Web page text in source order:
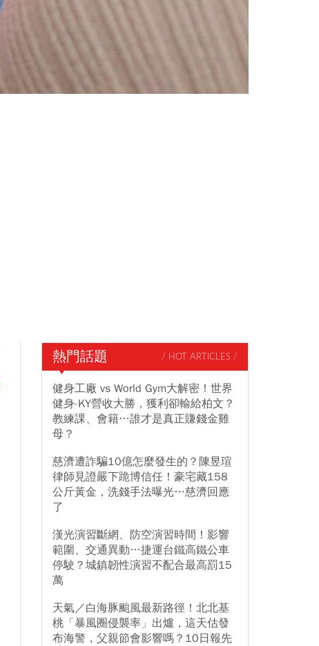
熱門話題 / HOT ARTICLES /
健身工廠 vs World Gym大解密！世界
健身-KY營收大勝，獲利卻輸給柏文？
教練課、會籍…誰才是真正賺錢金雞
母？
慈濟遭詐騙10億怎麼發生的？陳昱瑄
律師見證嚴下跪博信任！豪宅藏158
公斤黃金，洗錢手法曝光…慈濟回應
了
漢光演習斷網、防空演習時間！影響
範圍、交通異動…捷運台鐵高鐵公車
停駛？城鎮韌性演習不配合最高罰15
萬
天氣／白海豚颱風最新路徑！北北基
桃「暴風圈侵襲率」出爐，這天估發
布海警，父親節會影響嗎？10日報先